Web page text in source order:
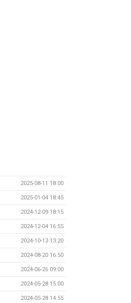
2025-08-11 18:00
2025-01-04 18:45
2024-12-09 18:15
2024-12-04 16:55
2024-10-13 13:20
2024-08-20 16:50
2024-06-26 09:00
2024-05-28 15:00
2024-05-28 14:55